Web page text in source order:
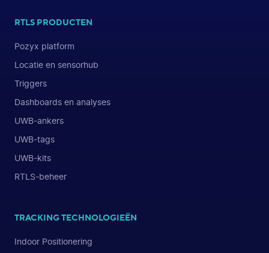
RTLS PRODUCTEN
Pozyx platform
Locatie en sensorhub
Triggers
Dashboards en analyses
UWB-ankers
UWB-tags
UWB-kits
RTLS-beheer
TRACKING TECHNOLOGIEËN
Indoor Positionering